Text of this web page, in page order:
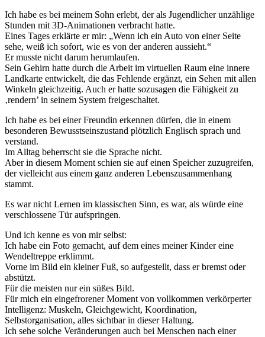
Ich habe es bei meinem Sohn erlebt, der als Jugendlicher unzählige
Stunden mit 3D-Animationen verbracht hatte.
Eines Tages erklärte er mir: „Wenn ich ein Auto von einer Seite
sehe, weiß ich sofort, wie es von der anderen aussieht.“
Er musste nicht darum herumlaufen.
Sein Gehirn hatte durch die Arbeit im virtuellen Raum eine innere
Landkarte entwickelt, die das Fehlende ergänzt, ein Sehen mit allen
Winkeln gleichzeitig. Auch er hatte sozusagen die Fähigkeit zu
‚rendern’ in seinem System freigeschaltet.
Ich habe es bei einer Freundin erkennen dürfen, die in einem
besonderen Bewusstseinszustand plötzlich Englisch sprach und
verstand.
Im Alltag beherrscht sie die Sprache nicht.
Aber in diesem Moment schien sie auf einen Speicher zuzugreifen,
der vielleicht aus einem ganz anderen Lebenszusammenhang
stammt.
Es war nicht Lernen im klassischen Sinn, es war, als würde eine
verschlossene Tür aufspringen.
Und ich kenne es von mir selbst:
Ich habe ein Foto gemacht, auf dem eines meiner Kinder eine
Wendeltreppe erklimmt.
Vorne im Bild ein kleiner Fuß, so aufgestellt, dass er bremst oder
abstützt.
Für die meisten nur ein süßes Bild.
Für mich ein eingefrorener Moment von vollkommen verkörperter
Intelligenz: Muskeln, Gleichgewicht, Koordination,
Selbstorganisation, alles sichtbar in dieser Haltung.
Ich sehe solche Veränderungen auch bei Menschen nach einer